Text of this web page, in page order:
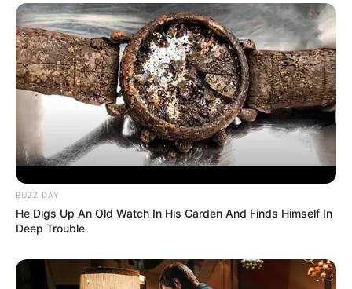
BUZZ DAY
He Digs Up An Old Watch In His Garden And Finds Himself In
Deep Trouble